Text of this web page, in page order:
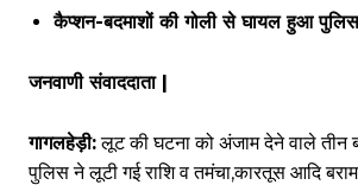
कैप्शन-बदमाशों की गोली से घायल हुआ पुलिस
जनवाणी संवाददाता |
गागलहेड़ी:लूट की घटना को अंजाम देने वाले तीन
पुलिस ने लूटी गई राशि व तमंचा,कारतूस आदि